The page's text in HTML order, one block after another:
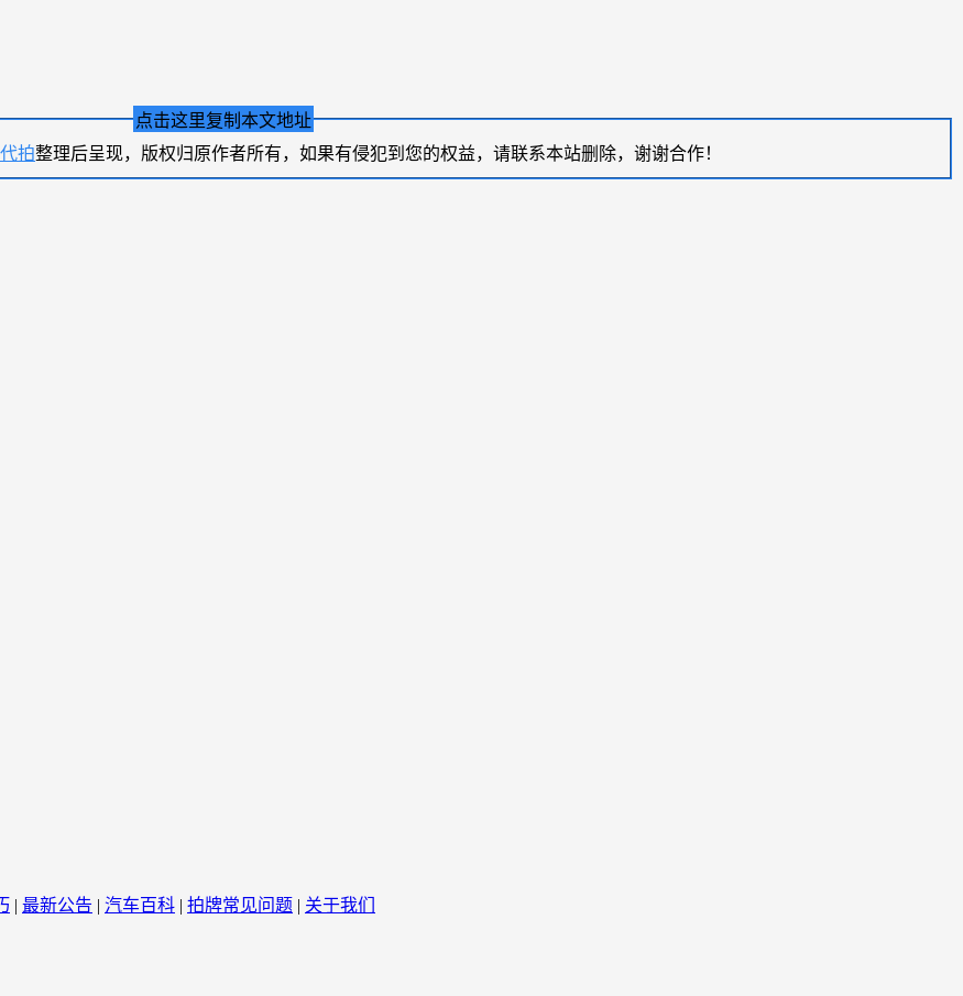
点击这里复制本文地址
拍整理后呈现，版权归原作者所有，如果有侵犯到您的权益，请联系本站删除，谢谢合作！
| 最新公告 | 汽车百科 | 拍牌常见问题 | 关于我们